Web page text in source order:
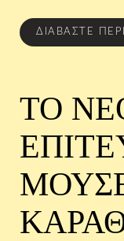
ΔΙΑΒΆΣΤΕ
ΤΟ